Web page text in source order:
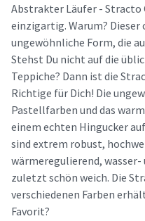
Abstrakter Läufer -
einzigartig. Warum?
ungewöhnliche Form, die
Stehst Du nicht auf die
Teppiche? Dann ist die
Richtige für Dich! Die
Pastellfarben und das
einem echten Hingucker
sind extrem robust,
wärmeregulierend,
zuletzt schön weich. Die
verschiedenen Farben
Favorit?